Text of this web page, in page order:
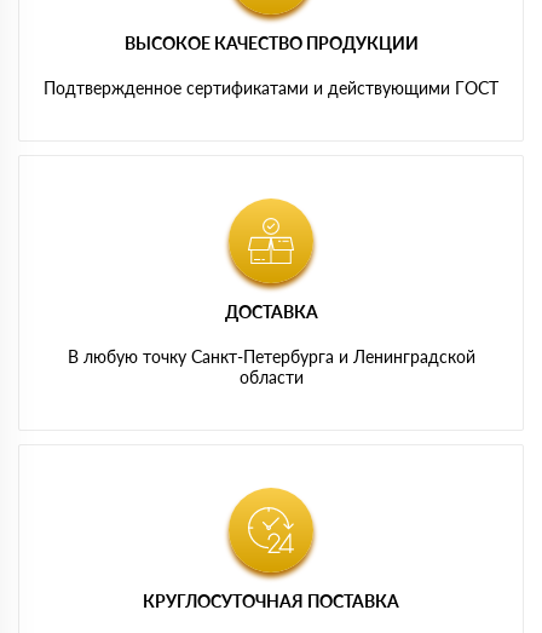
ВЫСОКОЕ КАЧЕСТВО ПРОДУКЦИИ
Подтвержденное сертификатами и действующими ГОСТ
ДОСТАВКА
В любую точку Санкт-Петербурга и Ленинградской
области
КРУГЛОСУТОЧНАЯ ПОСТАВКА